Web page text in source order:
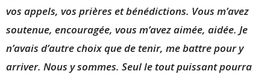
vos appels, vos prières et bénédictions. Vous m’avez
soutenue, encouragée, vous m’avez aimée, aidée. Je
n’avais d’autre choix que de tenir, me battre pour y
arriver. Nous y sommes. Seul le tout puissant pourra